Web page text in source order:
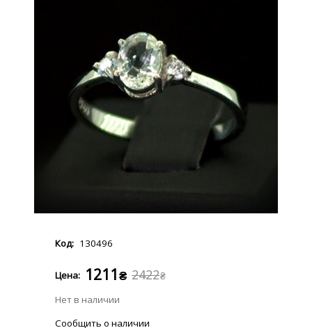
130496
2422₴
1211₴